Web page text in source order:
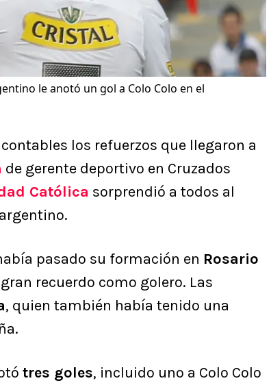
le anotó un gol a Colo Colo en el
los refuerzos que llegaron a
de gerente deportivo en Cruzados
Católica sorprendió a todos al
pasado su formación en Rosario
recuerdo como golero. Las
, quien también había tenido una
tres goles, incluido uno a Colo Colo